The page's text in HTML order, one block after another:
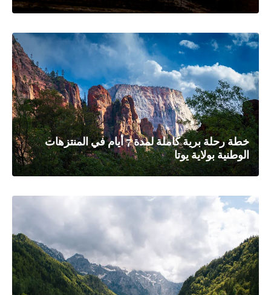
خطة رحلة برية كاملة لمدة 7 أيام في المنتزهات
الوطنية بولاية يوتا